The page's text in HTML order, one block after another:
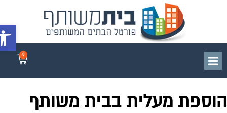
פתח
מעלית בבית משותף